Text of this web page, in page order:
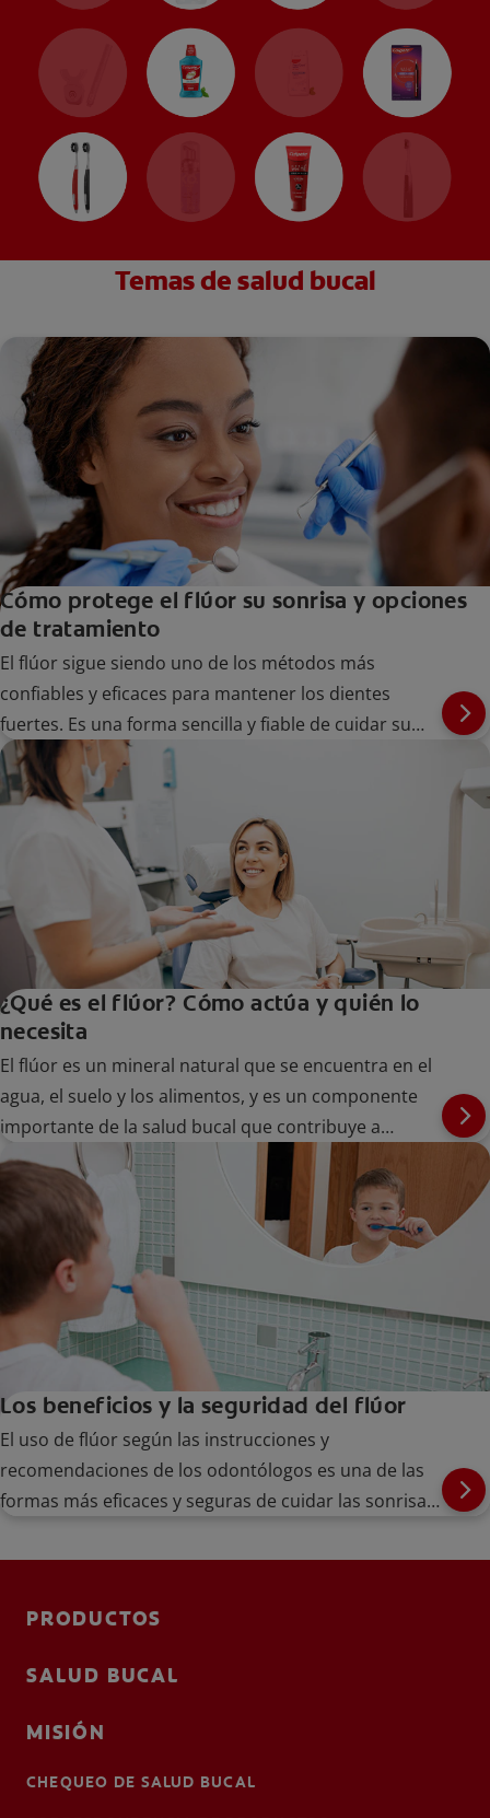
Temas de salud bucal
Cómo protege el flúor su sonrisa y opciones
de tratamiento
El flúor sigue siendo uno de los métodos más
confiables y eficaces para mantener los dientes
fuertes. Es una forma sencilla y fiable de cuidar su
sonrisa a largo plazo en todas las etapas de la vida.
¿Qué es el flúor? Cómo actúa y quién lo
necesita
El flúor es un mineral natural que se encuentra en el
agua, el suelo y los alimentos, y es un componente
importante de la salud bucal que contribuye a
mantener los dientes fuertes en personas de todas
las edades.
Los beneficios y la seguridad del flúor
El uso de flúor según las instrucciones y
recomendaciones de los odontólogos es una de las
formas más eficaces y seguras de cuidar las sonrisas
PRODUCTOS
SALUD BUCAL
MISIÓN
CHEQUEO DE SALUD BUCAL